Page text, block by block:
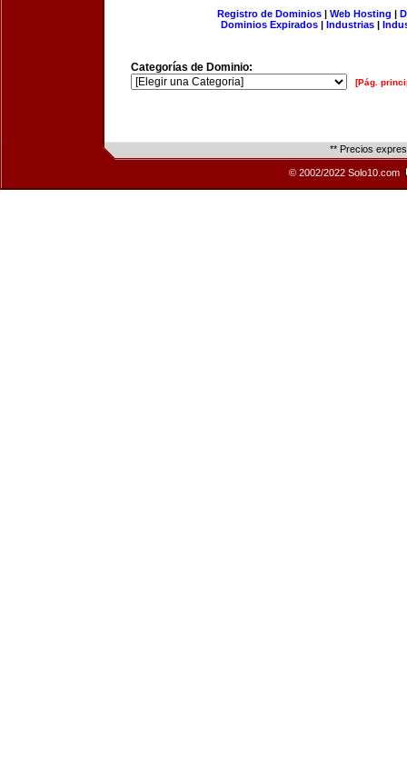
Registro de Dominios| Web Hosting |
Dominios Expirados | Industrias |
Categorías de Dominio:
[Pág.
** Precios
© 2002/2022 Solo10.com